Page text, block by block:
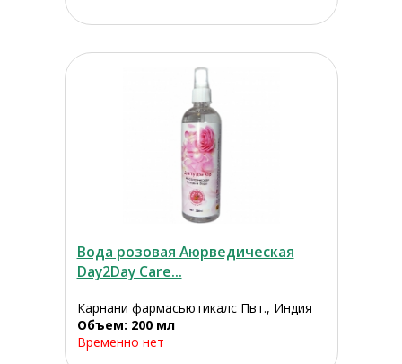
Вода розовая Аюрведическая
Day2Day Care...
Карнани фармасьютикалс Пвт., Индия
Объем: 200 мл
Временно нет